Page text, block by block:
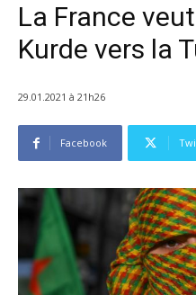
La France
Kurde vers la
29.01.2021 à 21h26
Facebook